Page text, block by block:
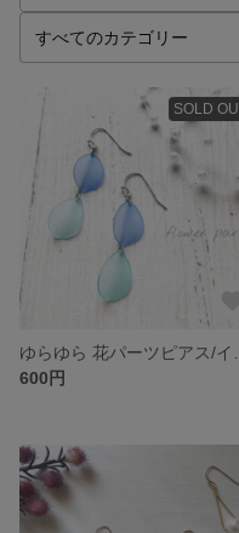
SOLD
600円